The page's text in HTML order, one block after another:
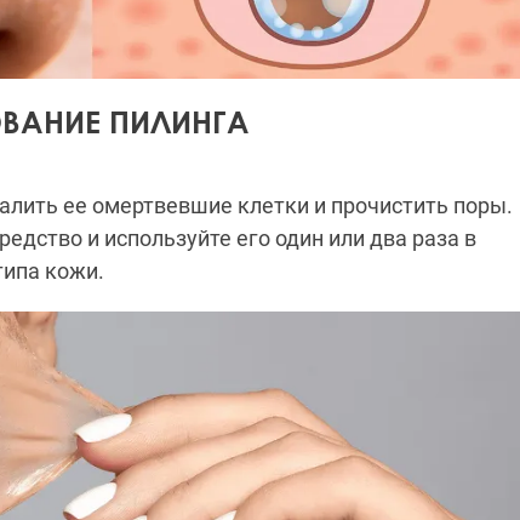
ПИЛИНГА
ее омертвевшие клетки и прочистить поры.
и используйте его один или два раза в
кожи.